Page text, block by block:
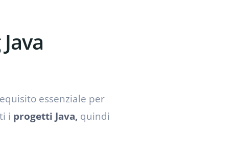
essenziale per
i progetti Java, quindi